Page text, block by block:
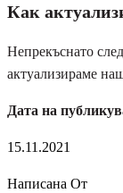
Как
Непрекъснато
актуализираме
Дата на
15.11.2021
Написана От